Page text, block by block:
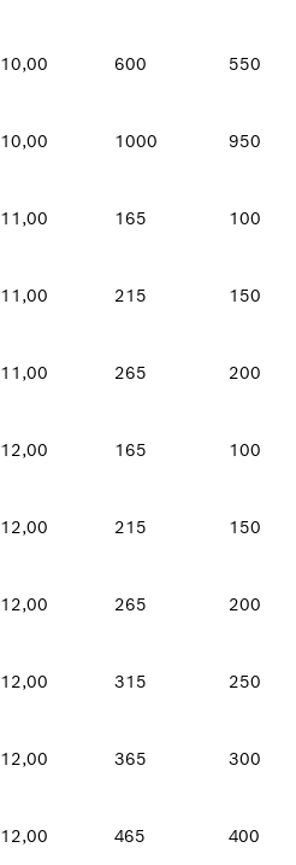
10,00 600 550
10,00 1000 950
11,00 165 100
11,00 215 150
11,00 265 200
12,00 165 100
12,00 215 150
12,00 265 200
12,00 315 250
12,00 365 300
12,00 465 400